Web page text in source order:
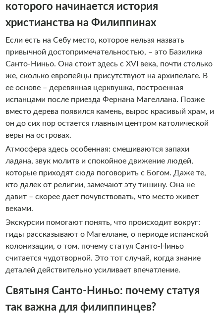
душевный опыт. Мы проводим их в дружеской
атмосфере, делимся любовью к местной культуре,
гостеприимству и природе. Что вы получите на наших
экскурсиях: позитивный взгляд: мы фокусируемся на
ярких и вдохновляющих аспектах жизни на Филиппинах;
глубокое погружение: благодаря опыту, мы покажем
скрытые жемчужины и настоящую жизнь острова;
дружескую обстановку: вы почувствуете себя не
туристом, а близким другом; незабываемые впечатления:
наша цель – помочь вам полюбить Филиппины так же,
как и мы. Присоединитесь к нам и откройте для себя
чудесный мир Себу!
которого начинается история
христианства на Филиппинах
Если есть на Себу место, которое нельзя назвать
привычной достопримечательностью, – это Базилика
Санто-Ниньо. Она стоит здесь с XVI века, почти столько
же, сколько европейцы присутствуют на архипелаге. В
ее основе – деревянная церквушка, построенная
испанцами после приезда Фернана Магеллана. Позже
вместо дерева появился камень, вырос красивый храм, и
он до сих пор остается главным центром католической
веры на островах.
Атмосфера здесь особенная: смешиваются запахи
ладана, звук молитв и спокойное движение людей,
которые приходят сюда поговорить с Богом. Даже те,
кто далек от религии, замечают эту тишину. Она не
давит – скорее дает почувствовать, что место живет
веками.
Экскурсии помогают понять, что происходит вокруг:
гиды рассказывают о Магеллане, о периоде испанской
колонизации, о том, почему статуя Санто-Ниньо
считается чудотворной. Это тот случай, когда знание
деталей действительно усиливает впечатление.
Святыня Санто-Ниньо: почему статуя
так важна для филиппинцев?